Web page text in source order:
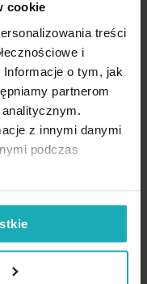
cookie
treści
i
o tym, jak
partnerom
z innymi danymi
podczas
życzeń
Dodaj do koszyka